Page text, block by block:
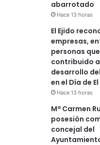
abarrotado
Hace 13 horas
El Ejido
empresas,
personas
contribuido
desarrollo
en el Día de
Hace 13 horas
Mª Carmen
posesión
concejal del